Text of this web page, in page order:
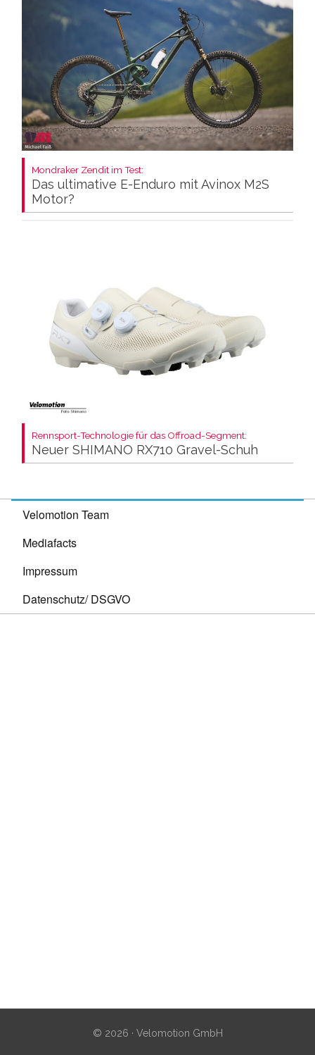
Mondraker Zendit im Test:
Das ultimative E-Enduro mit Avinox M2S
Motor?
Rennsport-Technologie für das Offroad-Segment:
Neuer SHIMANO RX710 Gravel-Schuh
Velomotion Team
Mediafacts
Impressum
Datenschutz/ DSGVO
© 2026 · Velomotion GmbH